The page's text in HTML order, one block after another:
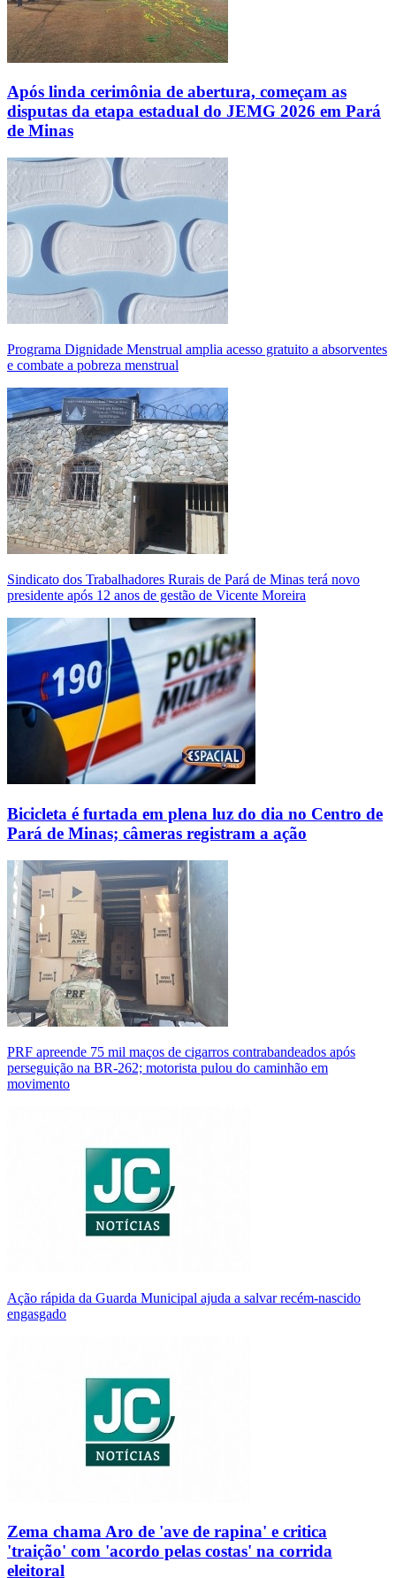
Após linda cerimônia de abertura, começam as
disputas da etapa estadual do JEMG 2026 em Pará
de Minas
Programa Dignidade Menstrual amplia acesso gratuito a absorventes
e combate a pobreza menstrual
Sindicato dos Trabalhadores Rurais de Pará de Minas terá novo
presidente após 12 anos de gestão de Vicente Moreira
Bicicleta é furtada em plena luz do dia no Centro de
Pará de Minas; câmeras registram a ação
PRF apreende 75 mil maços de cigarros contrabandeados após
perseguição na BR-262; motorista pulou do caminhão em
movimento
Ação rápida da Guarda Municipal ajuda a salvar recém-nascido
engasgado
Zema chama Aro de 'ave de rapina' e critica
'traição' com 'acordo pelas costas' na corrida
eleitoral